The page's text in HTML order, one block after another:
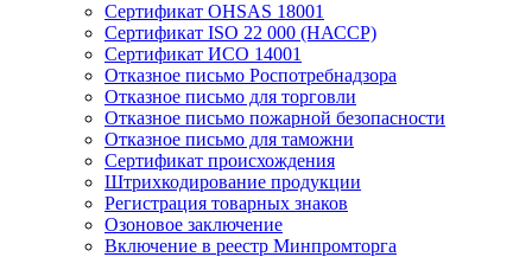
Сертификат OHSAS 18001
Сертификат ISO 22 000 (НАССР)
Сертификат ИСО 14001
Отказное письмо Роспотребнадзора
Отказное письмо для торговли
Отказное письмо пожарной безопасности
Отказное письмо для таможни
Сертификат происхождения
Штрихкодирование продукции
Регистрация товарных знаков
Озоновое заключение
Включение в реестр Минпромторга